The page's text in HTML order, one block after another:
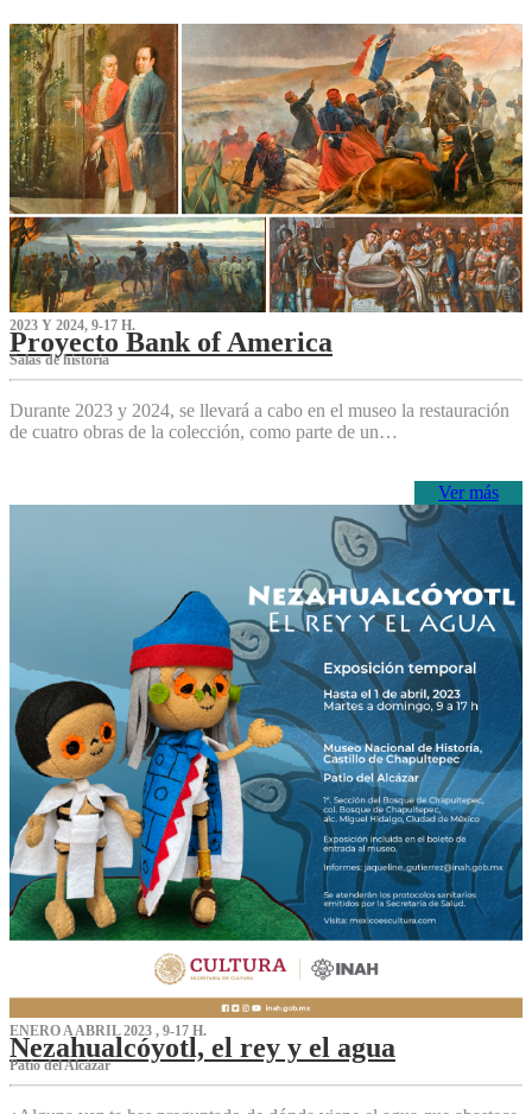
2023 Y 2024, 9-17 H.
Proyecto Bank of America
S‌alas de historia
Durante 2023 y 2024, se llevará a cabo en el museo la restauración
de cuatro obras de la colección, como parte de un…
Ver más
ENERO A ABRIL 2023 , 9-17 H.
Nezahualcóyotl, el rey y el agua
Patio del Alcázar